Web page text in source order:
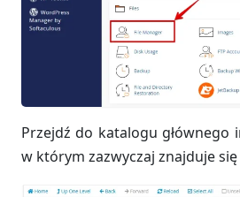
Przejdź do katalogu głównego
w którym zazwyczaj znajduje